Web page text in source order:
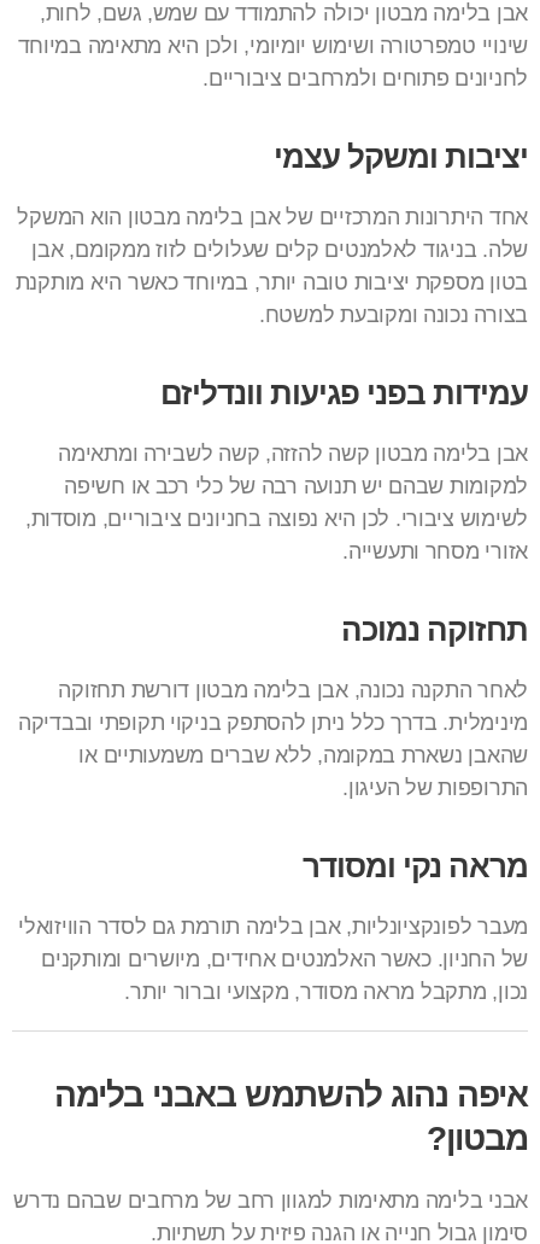
אבן בלימה מבטון יכולה להתמודד עם שמש, גשם, לחות,
שינויי טמפרטורה ושימוש יומיומי, ולכן היא מתאימה במיוחד
לחניונים פתוחים ולמרחבים ציבוריים.
יציבות ומשקל עצמי
אחד היתרונות המרכזיים של אבן בלימה מבטון הוא המשקל
שלה. בניגוד לאלמנטים קלים שעלולים לזוז ממקומם, אבן
בטון מספקת יציבות טובה יותר, במיוחד כאשר היא מותקנת
בצורה נכונה ומקובעת למשטח.
עמידות בפני פגיעות וונדליזם
אבן בלימה מבטון קשה להזזה, קשה לשבירה ומתאימה
למקומות שבהם יש תנועה רבה של כלי רכב או חשיפה
לשימוש ציבורי. לכן היא נפוצה בחניונים ציבוריים, מוסדות,
אזורי מסחר ותעשייה.
תחזוקה נמוכה
לאחר התקנה נכונה, אבן בלימה מבטון דורשת תחזוקה
מינימלית. בדרך כלל ניתן להסתפק בניקוי תקופתי ובבדיקה
שהאבן נשארת במקומה, ללא שברים משמעותיים או
התרופפות של העיגון.
מראה נקי ומסודר
מעבר לפונקציונליות, אבן בלימה תורמת גם לסדר הוויזואלי
של החניון. כאשר האלמנטים אחידים, מיושרים ומותקנים
נכון, מתקבל מראה מסודר, מקצועי וברור יותר.
איפה נהוג להשתמש באבני בלימה
מבטון?
אבני בלימה מתאימות למגוון רחב של מרחבים שבהם נדרש
סימון גבול חנייה או הגנה פיזית על תשתיות.